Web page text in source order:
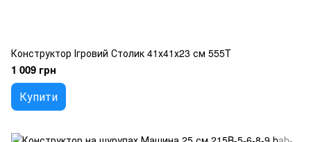
Конструктор Ігровий Столик 41х41х23 см 555T
1 009 грн
Купити